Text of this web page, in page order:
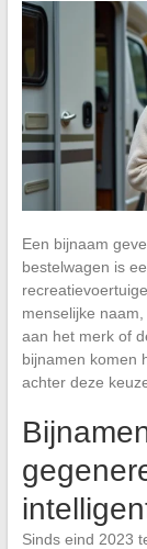
Een bijnaam
bestelwagen is
menselijke
aan het merk of
bijnamen komen
achter deze
Sinds eind 2023